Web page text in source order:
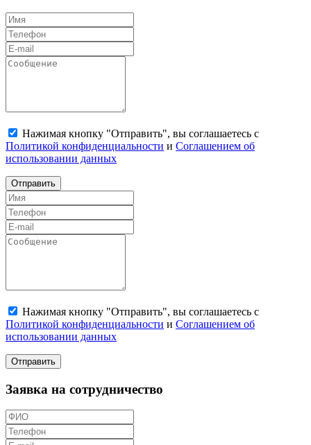
Нажимая кнопку "Отправить", вы соглашаетесь с
Политикой конфиденциальности и Соглашением об
использовании данных
Отправить
Нажимая кнопку "Отправить", вы соглашаетесь с
Политикой конфиденциальности и Соглашением об
использовании данных
Отправить
Заявка на сотрудничество